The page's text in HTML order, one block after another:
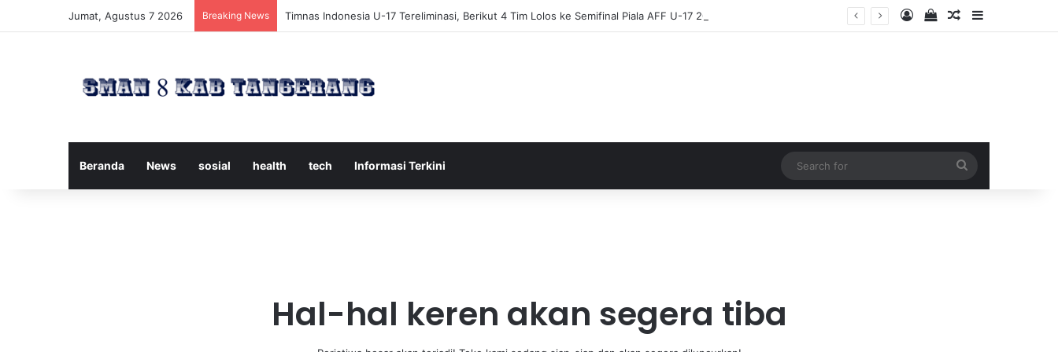
Jumat, Agustus 7 2026 Breaking News Timnas Indonesia U-17 Tereliminasi, Berikut 4 Tim Lolos ke Semifinal Piala AFF U-17 2026 Log InView your
Random Article
Sidebar
Beranda News sosial health tech Informasi Terkini
for
Hal-hal keren akan segera tiba